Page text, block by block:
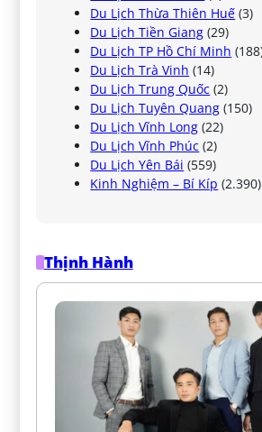
Du Lịch Thừa Thiên Huế (3)
Du Lịch Tiền Giang (29)
Du Lịch TP Hồ Chí Minh
Du Lịch Trà Vinh (14)
Du Lịch Trung Quốc (2)
Du Lịch Tuyên Quang (150)
Du Lịch Vĩnh Long (22)
Du Lịch Vĩnh Phúc (2)
Du Lịch Yên Bái (559)
Kinh Nghiệm – Bí Kíp (2.390)
Thịnh Hành